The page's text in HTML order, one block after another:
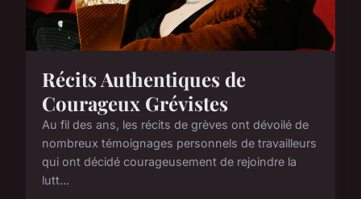
Récits Authentiques de
Courageux Grévistes
Au fil des ans, les récits de grèves ont dévoilé de
nombreux témoignages personnels de travailleurs
qui ont décidé courageusement de rejoindre la
lutt...